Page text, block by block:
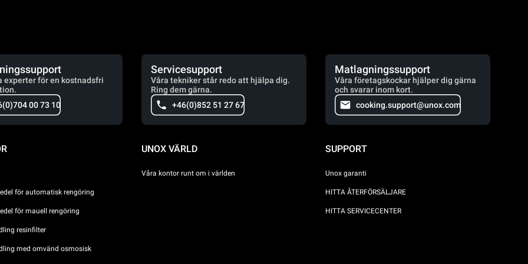
experter för en kostnadsfri
00 73 10
Servicesupport
Våra tekniker står redo att hjälpa dig.
Ring dem gärna.
+46(0)852 51 27 67
Matlagningssupport
Våra företagskockar hjälper dig gärna
och svarar inom kort.
cooking.support@unox.com
för automatisk rengöring
för mauell rengöring
resinfilter
med omvänd osmosisk
UNOX VÄRLD
Våra kontor runt om i världen
SUPPORT
Unox garanti
HITTA ÅTERFÖRSÄLJARE
HITTA SERVICECENTER